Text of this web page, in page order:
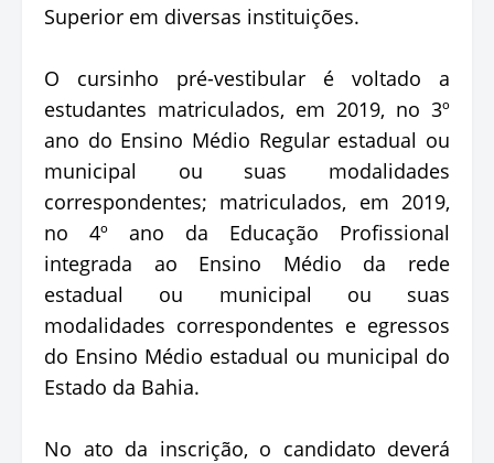
Superior em diversas instituições.
O cursinho pré-vestibular é voltado a
estudantes matriculados, em 2019, no 3º
ano do Ensino Médio Regular estadual ou
municipal ou suas modalidades
correspondentes; matriculados, em 2019,
no 4º ano da Educação Profissional
integrada ao Ensino Médio da rede
estadual ou municipal ou suas
modalidades correspondentes e egressos
do Ensino Médio estadual ou municipal do
Estado da Bahia.
No ato da inscrição, o candidato deverá